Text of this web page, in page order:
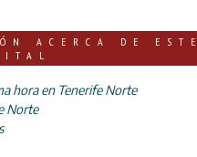
ACERCA DE ESTE
hora en Tenerife Norte
Norte